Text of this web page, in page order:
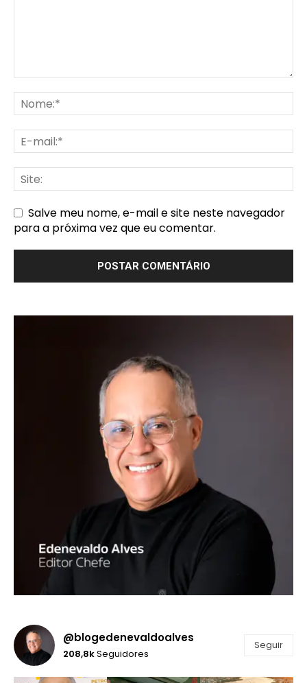
Salve meu nome, e-mail e site neste navegador
para a próxima vez que eu comentar.
@blogedenevaldoalves
208,8kSeguidores
Seguir